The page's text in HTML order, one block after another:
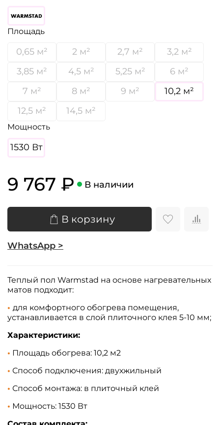
Площадь
0,65 м² 2 м² 2,7 м²
3,2 м²
3,85 м²
4,5 м² 5,25 м²
6 м²
7 м²
8 м² 9 м²
10,2 м²
12,5 м²
14,5 м²
Мощность
1530 Вт
9 767 ₽ В наличии
В корзину
WhatsApp >
Теплый пол Warmstad на основе нагревательных
матов подходит:
• для комфортного обогрева помещения,
устанавливается в слой плиточного клея 5-10 мм;
Характеристики:
• Площадь обогрева: 10,2 м2
• Способ подключения: двухжильный
• Способ монтажа: в плиточный клей
• Мощность: 1530 Вт